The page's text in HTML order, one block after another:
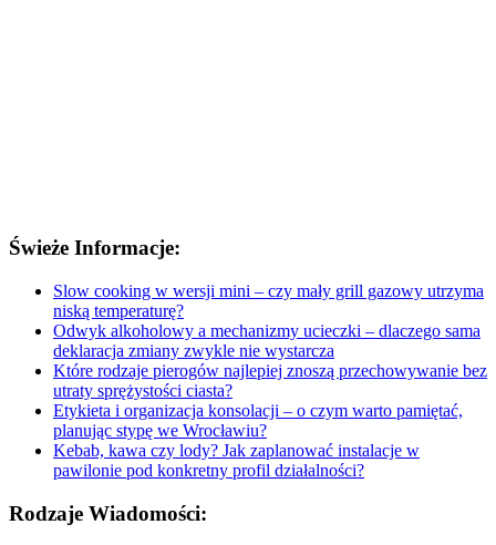
Świeże Informacje:
Slow cooking w wersji mini – czy mały grill gazowy utrzyma
niską temperaturę?
Odwyk alkoholowy a mechanizmy ucieczki – dlaczego sama
deklaracja zmiany zwykle nie wystarcza
Które rodzaje pierogów najlepiej znoszą przechowywanie bez
utraty sprężystości ciasta?
Etykieta i organizacja konsolacji – o czym warto pamiętać,
planując stypę we Wrocławiu?
Kebab, kawa czy lody? Jak zaplanować instalacje w
pawilonie pod konkretny profil działalności?
Rodzaje Wiadomości: